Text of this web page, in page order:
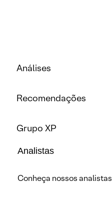
Análises
Recomendações
Grupo XP
Analistas
Conheça nossos analistas